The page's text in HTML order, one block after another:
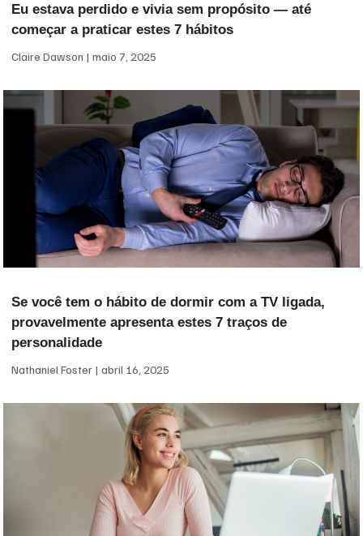
Eu estava perdido e vivia sem propósito — até
começar a praticar estes 7 hábitos
Claire Dawson maio 7, 2025
Se você tem o hábito de dormir com a TV ligada,
provavelmente apresenta estes 7 traços de
personalidade
Nathaniel Foster abril 16, 2025